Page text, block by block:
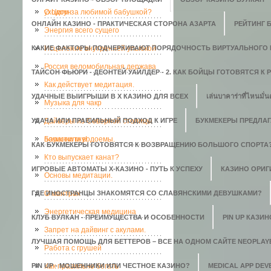
ОНЛАЙН КАЗИНО - ПРАКТИЧЕСКАЯ СТОРОНА АЗАРТА РЕЙТИНГ
КАКИЕ ФАКТОРЫ ПОДЧЕРКИВАЮТ ПОРЯДОЧНОСТЬ ВИРТУАЛЬНОГО
ТАЙСОН ФЬЮРИ - ДЕОНТЕЙ УАЙЛДЕР - 2. КАК БОЙЦЫ ГОТОВЯТСЯ К
УДАЧНЫЕ ВЫИГРЫШИ В X КАЗИНО ДЛЯ ВСЕХ เล่นบาคาร่าที่ไหนมั่น
УДАЧА ИЛИ ПРАВИЛЬНЫЙ ПОДХОД К ИГРЕ БУКМЕКЕРЫ
КАК БУКМЕКЕРЫ ГОТОВЯТСЯ К ВОЗВРАЩЕНИЮ БОЛЬШОГО
ИГРОВЫЕ АВТОМАТЫ Х-КАЗИНО - ПУТЬ К УСПЕХУ КАЗИНО
ГДЕ ИНОСТРАНЦЫ ЗНАКОМЯТСЯ СО СЛАВЯНСКИМИ ДЕВУШКАМИ?
КЛУБ ВУЛКАН - ПРЕИМУЩЕСТВА И ОСОБЕННОСТИ PIN UP
ЛУЧШАЯ ПОМОЩЬ ДЛЯ БЕТТЕРОВ – ВСЕ НА ОДНОМ САЙТЕ
PIN UP - МОШЕННИКИ ИЛИ ЧЕСТНОЕ КАЗИНО? MEDICAL APP
уходом за любимой бабушкой?
О Цигун
Энергия всего сущего
Исцеление внутренней улыбкой
Россия веломобильная держава
Как действует медитация.
Музыка для чакр
Дайверы из Северной столицы
почистили водоемы.
Баранки гну!
Кто выпускает канат?
Основы медитации.
О мантрах
Энергетическая медицина
Запрет на дайвинг с акулами.
Работа с грушей
Как правильно бегать